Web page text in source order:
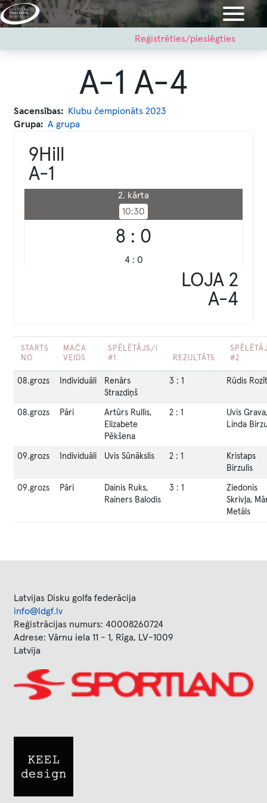
Pārlekt
uz
menu
Reģistrēties/pieslēgties
A-1 A-4
Sacensības
Klubu čempionāts 2023
Grupa
A grupa
9Hill
A-1
2. kārta
10:30
8 : 0
4 : 0
LOJA 2
A-4
STARTS
NO
MAČA
VEIDS
SPĒLĒTĀJS/I
#1
REZULTĀTS
#2
08.grozs Individuāli
Renārs
Strazdiņš
3 :1 Rūdis
08.grozs Pāri
Artūrs Rullis,
Elizabete
Pēkšena
2 :1
Uvis
Linda
09.grozs Individuāli Uvis Sūnākslis 2 :1
Kristaps
Birzulis
09.grozs Pāri
Dainis Ruks,
Rainers Balodis
3 :1
Ziedonis
Skrivļa,
Metāls
Latvijas Disku golfa federācija
info@ldgf.lv
Reģistrācijas numurs: 40008260724
Adrese: Vārnu iela 11 - 1, Rīga, LV-1009
Latvija
Image